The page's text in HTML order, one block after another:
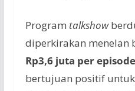
Program talkshow
diperkirakan menelan
Rp3,6 juta per episode
bertujuan positif